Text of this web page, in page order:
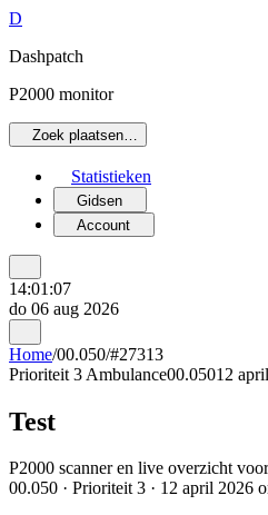
D
Dashpatch
P2000 monitor
Zoek plaatsen…
Statistieken
Gidsen
Account
14:01:07
do 06 aug 2026
Home/00.050/#27313
Prioriteit 3 Ambulance00.05012
Test
P2000 scanner en live overzicht
00.050 · Prioriteit 3 · 12 april 2026